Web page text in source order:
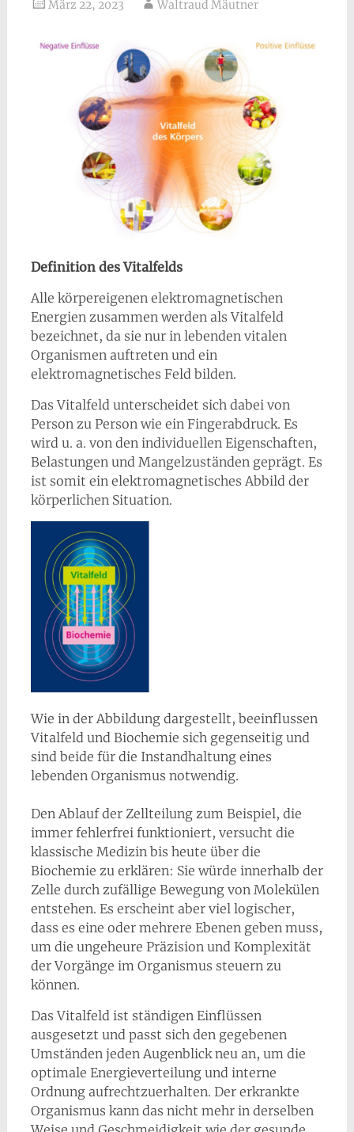
März 22, 2023 Waltraud Mäutner
Definition des Vitalfelds
Alle körpereigenen elektromagnetischen
Energien zusammen werden als Vitalfeld
bezeichnet, da sie nur in lebenden vitalen
Organismen auftreten und ein
elektromagnetisches Feld bilden.
Das Vitalfeld unterscheidet sich dabei von
Person zu Person wie ein Fingerabdruck. Es
wird u. a. von den individuellen Eigenschaften,
Belastungen und Mangelzuständen geprägt. Es
ist somit ein elektromagnetisches Abbild der
körperlichen Situation.
Wie in der Abbildung dargestellt, beeinflussen
Vitalfeld und Biochemie sich gegenseitig und
sind beide für die Instandhaltung eines
lebenden Organismus notwendig.
Den Ablauf der Zellteilung zum Beispiel, die
immer fehlerfrei funktioniert, versucht die
klassische Medizin bis heute über die
Biochemie zu erklären: Sie würde innerhalb der
Zelle durch zufällige Bewegung von Molekülen
entstehen. Es erscheint aber viel logischer,
dass es eine oder mehrere Ebenen geben muss,
um die ungeheure Präzision und Komplexität
der Vorgänge im Organismus steuern zu
können.
Das Vitalfeld ist ständigen Einflüssen
ausgesetzt und passt sich den gegebenen
Umständen jeden Augenblick neu an, um die
optimale Energieverteilung und interne
Ordnung aufrechtzuerhalten. Der erkrankte
Organismus kann das nicht mehr in derselben